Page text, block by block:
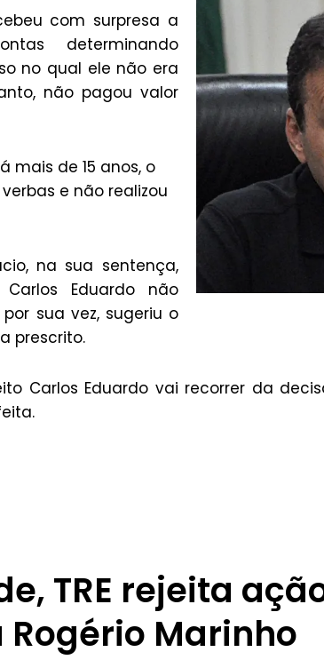
com surpresa a
determinando
no qual ele não era
não pagou valor
mais de 15 anos, o
e não realizou
na sua sentença,
Eduardo não
sua vez, sugeriu o
prescrito.
Carlos Eduardo vai recorrer da
TRE rejeita
Marinho